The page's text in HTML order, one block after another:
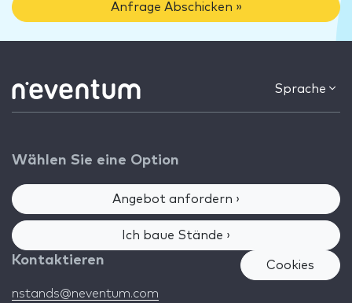
Anfrage Abschicken »
Sprache
Wählen Sie eine Option
Angebot anfordern ›
Ich baue Stände ›
Kontaktieren
nstands@neventum.com
Cookies